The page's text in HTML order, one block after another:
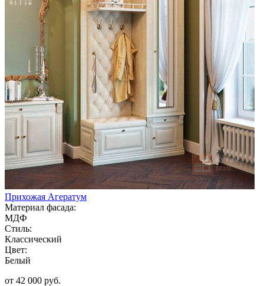
Прихожая Агератум
Материал фасада:
МДФ
Стиль:
Классический
Цвет:
Белый
от 42 000 руб.